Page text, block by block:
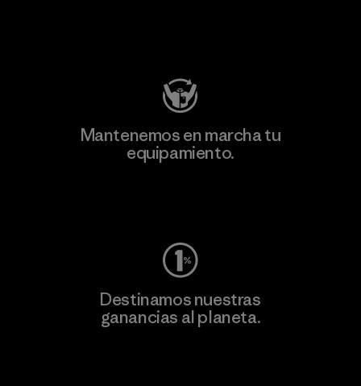
Mantenemos en marcha tu
equipamiento.
Destinamos nuestras
ganancias al planeta.